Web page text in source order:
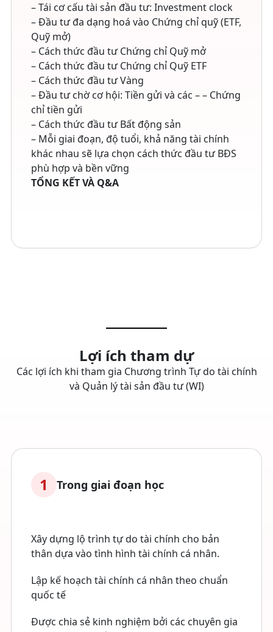
– Tái cơ cấu tài sản đầu tư: Investment clock
– Đầu tư đa dạng hoá vào Chứng chỉ quỹ (ETF,
Quỹ mở)
– Cách thức đầu tư Chứng chỉ Quỹ mở
– Cách thức đầu tư Chứng chỉ Quỹ ETF
– Cách thức đầu tư Vàng
– Đầu tư chờ cơ hội: Tiền gửi và các – – Chứng
chỉ tiền gửi
– Cách thức đầu tư Bất động sản
– Mỗi giai đoạn, độ tuổi, khả năng tài chính
khác nhau sẽ lựa chọn cách thức đầu tư BĐS
phù hợp và bền vững
TỔNG KẾT VÀ Q&A
Lợi ích tham dự
Các lợi ích khi tham gia Chương trình Tự do tài chính
và Quản lý tài sản đầu tư (WI)
1 Trong giai đoạn học
Xây dựng lộ trình tự do tài chính cho bản
thân dựa vào tình hình tài chính cá nhân.
Lập kế hoạch tài chính cá nhân theo chuẩn
quốc tế
Được chia sẻ kinh nghiệm bởi các chuyên gia